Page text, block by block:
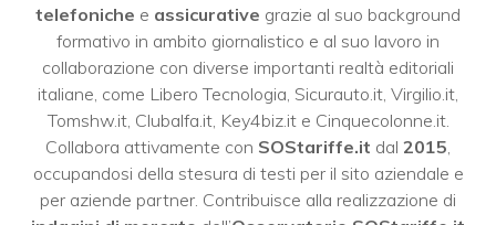
telefoniche e assicurative grazie al suo background
formativo in ambito giornalistico e al suo lavoro in
collaborazione con diverse importanti realtà editoriali
italiane, come Libero Tecnologia Sicurauto.it Virgilio.it
Tomshw.it, Clubalfa.it, Key4biz.ite Cinquecolonne.it.
Collabora attivamente con SOStariffe.it dal 2015
occupandosi della stesura di testi per il sito aziendale e
per aziende partner. Contribuisce alla realizzazione di